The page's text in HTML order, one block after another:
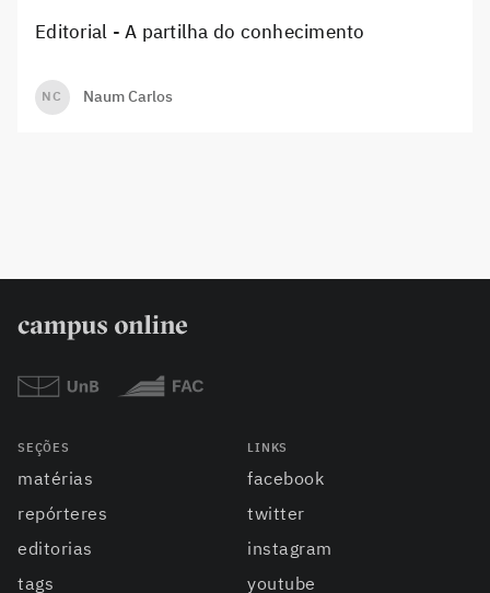
Editorial - A partilha do conhecimento
NC Naum Carlos
SEÇÕES
matérias
repórteres
editorias
tags
LINKS
facebook
twitter
instagram
youtube